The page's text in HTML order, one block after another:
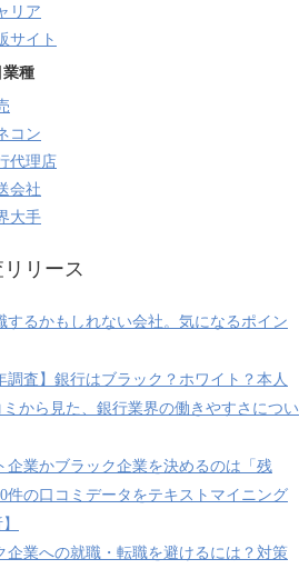
リア
サイト
業種
コン
代理店
会社
大手
リース
するかもしれない会社。気になるポイン
調査】銀行はブラック？ホワイト？本人
から見た、銀行業界の働きやすさについ
企業かブラック企業を決めるのは「残
件の口コミデータをテキストマイニング
企業への就職・転職を避けるには？対策